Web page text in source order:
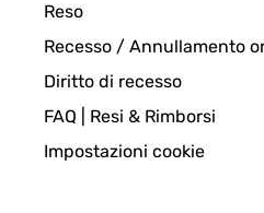
Reso
Recesso / Annullamento
Diritto di recesso
FAQ | Resi & Rimborsi
Impostazioni cookie